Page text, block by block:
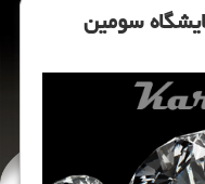
سومین